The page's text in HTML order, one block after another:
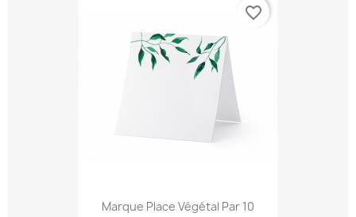
Marque Place Végétal Par 10
favorite_border